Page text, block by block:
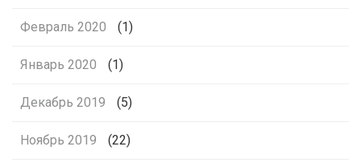
Февраль 2020 (1)
Январь 2020 (1)
Декабрь 2019 (5)
Ноябрь 2019 (22)